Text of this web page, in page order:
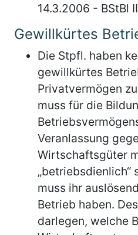
14.3.2006 - BStBl
Gewillkürtes
Die Stpfl. haben
gewillkürtes
Privatvermögen
muss für die
Veranlassung
Wirtschaftsgüter
„betriebsdienlich“
muss ihr
Betrieb haben.
darlegen, welche